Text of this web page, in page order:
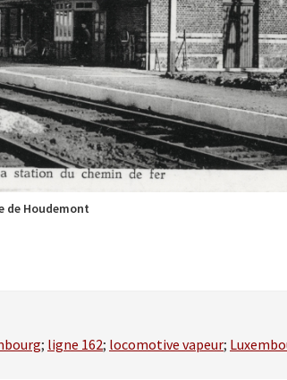
de Houdemont
; ligne 162; locomotive vapeur;